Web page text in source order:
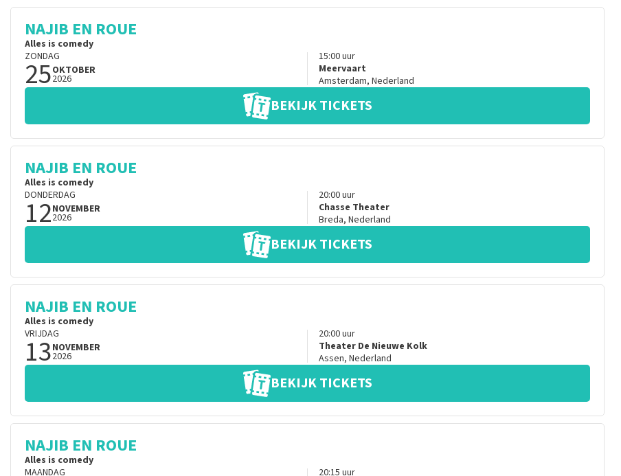
NAJIB EN ROUE
Alles is comedy
ZONDAG
25OKTOBER
2026
15:00uur
Meervaart
Amsterdam, Nederland
BEKIJK TICKETS
NAJIB EN ROUE
Alles is comedy
DONDERDAG
12NOVEMBER
2026
20:00uur
Chasse Theater
Breda, Nederland
BEKIJK TICKETS
NAJIB EN ROUE
Alles is comedy
VRIJDAG
13NOVEMBER
2026
20:00uur
Theater De Nieuwe Kolk
Assen, Nederland
BEKIJK TICKETS
NAJIB EN ROUE
Alles is comedy
MAANDAG
20:15 uur